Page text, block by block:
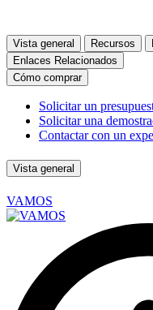
Vista general Recursos
Enlaces Relacionados
Cómo comprar
Solicitar un
Solicitar una
Contactar con un
Vista general
VAMOS